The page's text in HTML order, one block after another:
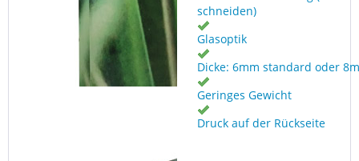
schneiden)
Glasoptik
Dicke: 6mm standard oder
Geringes Gewicht
Druck auf der Rückseite